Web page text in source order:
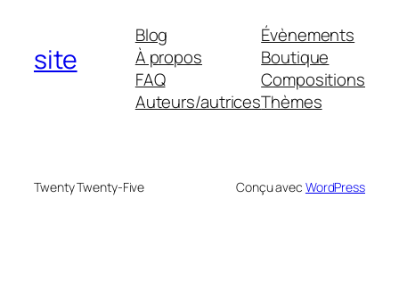
site
Blog
À propos
FAQ
Auteurs/autrices
Évènements
Boutique
Compositions
Thèmes
Twenty Twenty-Five Conçu avec WordPress